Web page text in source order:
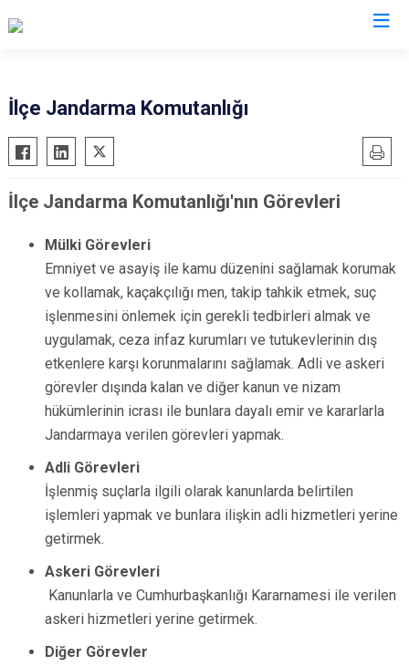
Ahmetli
Akhisar
Alaşehir
Gördes
Kırkağaç
Köprübaşı
Saruhanlı
Turgutlu
Şehzadeler
Yunusemre
İlçe Jandarma Komutanlığı
İlçe Jandarma Komutanlığı'nın Görevleri
Mülki Görevleri
Emniyet ve asayiş ile kamu düzenini sağlamak korumak
ve kollamak, kaçakçılığı men, takip tahkik etmek, suç
işlenmesini önlemek için gerekli tedbirleri almak ve
uygulamak, ceza infaz kurumları ve tutukevlerinin dış
etkenlere karşı korunmalarını sağlamak. Adli ve askeri
görevler dışında kalan ve diğer kanun ve nizam
hükümlerinin icrası ile bunlara dayalı emir ve kararlarla
Jandarmaya verilen görevleri yapmak.
Adli Görevleri
İşlenmiş suçlarla ilgili olarak kanunlarda belirtilen
işlemleri yapmak ve bunlara ilişkin adli hizmetleri yerine
getirmek.
Askeri Görevleri
Kanunlarla ve Cumhurbaşkanlığı Kararnamesi ile verilen
askeri hizmetleri yerine getirmek.
Diğer Görevler